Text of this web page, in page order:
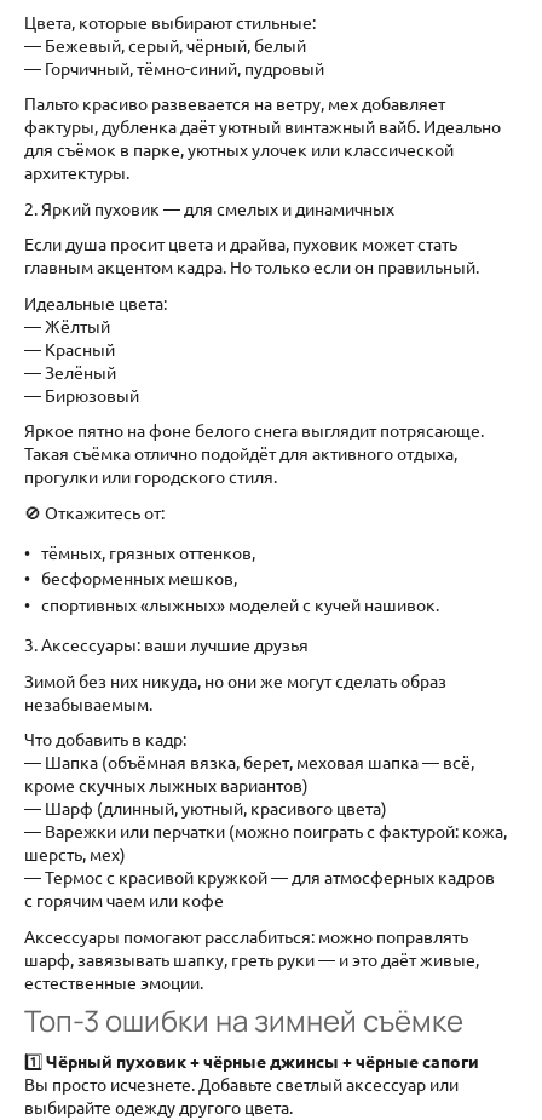
Цвета, которые выбирают стильные:
— Бежевый, серый, чёрный, белый
— Горчичный, тёмно-синий, пудровый
Пальто красиво развевается на ветру, мех добавляет
фактуры, дубленка даёт уютный винтажный вайб. Идеально
для съёмок в парке, уютных улочек или классической
архитектуры.
2. Яркий пуховик — для смелых и динамичных
Если душа просит цвета и драйва, пуховик может стать
главным акцентом кадра. Но только если он правильный.
Идеальные цвета:
— Жёлтый
— Красный
— Зелёный
— Бирюзовый
Яркое пятно на фоне белого снега выглядит потрясающе.
Такая съёмка отлично подойдёт для активного отдыха,
прогулки или городского стиля.
🚫 Откажитесь от:
тёмных, грязных оттенков,
бесформенных мешков,
спортивных «лыжных» моделей с кучей нашивок.
3. Аксессуары: ваши лучшие друзья
Зимой без них никуда, но они же могут сделать образ
незабываемым.
Что добавить в кадр:
— Шапка (объёмная вязка, берет, меховая шапка — всё,
кроме скучных лыжных вариантов)
— Шарф (длинный, уютный, красивого цвета)
— Варежки или перчатки (можно поиграть с фактурой: кожа,
шерсть, мех)
— Термос с красивой кружкой — для атмосферных кадров
с горячим чаем или кофе
Аксессуары помогают расслабиться: можно поправлять
шарф, завязывать шапку, греть руки — и это даёт живые,
естественные эмоции.
Топ-3 ошибки на зимней съёмке
1️⃣Чёрный пуховик + чёрные джинсы + чёрные сапоги
Вы просто исчезнете. Добавьте светлый аксессуар или
выбирайте одежду другого цвета.